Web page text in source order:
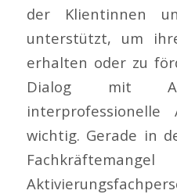
der Klientinnen
unterstützt, um
erhalten oder zu
Dialog mit
wichtig. Gerade in